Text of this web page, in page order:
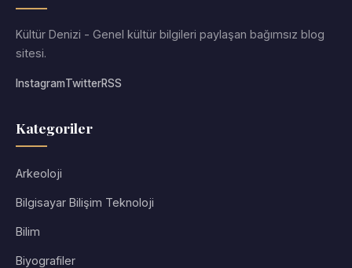
Kültür Denizi - Genel kültür bilgileri paylaşan bağımsız blog
sitesi.
InstagramTwitterRSS
Kategoriler
Arkeoloji
Bilgisayar Bilişim Teknoloji
Bilim
Biyografiler